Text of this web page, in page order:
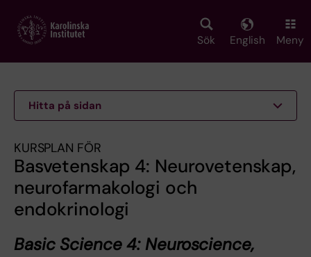
main
Sök English Meny
Hitta på sidan
KURSPLAN FÖR
Basvetenskap 4: Neurovetenskap,
neurofarmakologi och
endokrinologi
Basic Science 4: Neuroscience,